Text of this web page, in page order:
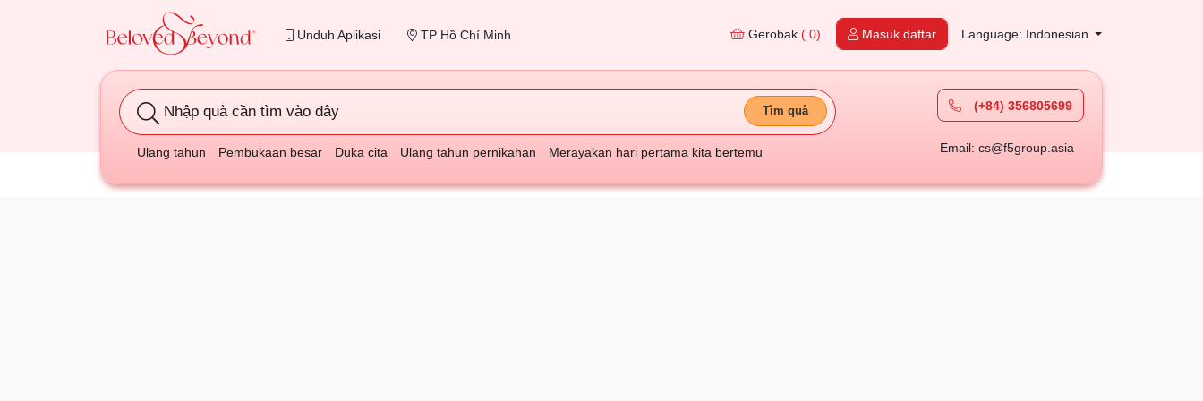
Unduh Aplikasi TP Hồ Chí Minh Gerobak ( 0) Masuk daftar Language: Indonesian
Nhập quà cần tìm vào đây Tìm quà
Ulang tahun Pembukaan besar Duka cita Ulang tahun pernikahan Merayakan hari pertama kita bertemu
(+84) 356805699
Email: cs@f5group.asia